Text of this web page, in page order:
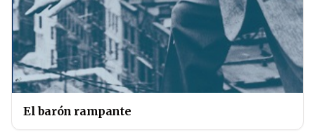
El barón rampante